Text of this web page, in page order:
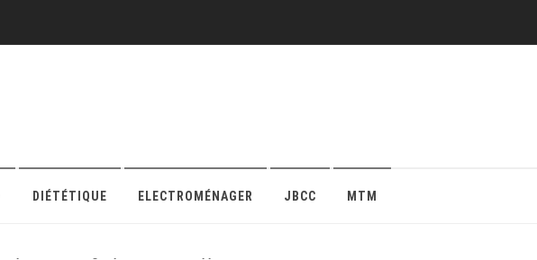
DIÉTÉTIQUE ELECTROMÉNAGER JBCC MTM
protection en ligne pour maison ou appartement